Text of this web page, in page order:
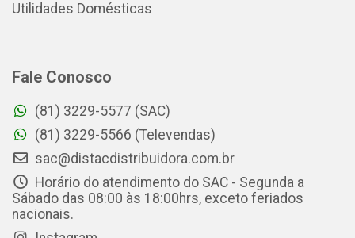
Utilidades Domésticas
Fale Conosco
(81) 3229-5577 (SAC)
(81) 3229-5566 (Televendas)
sac@distacdistribuidora.com.br
Horário do atendimento do SAC - Segunda a
Sábado das 08:00 às 18:00hrs, exceto feriados
nacionais.